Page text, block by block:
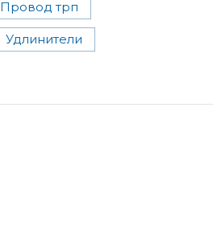
Провод трп
Удлинители